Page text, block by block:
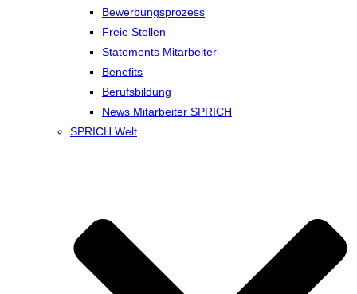
Bewerbungsprozess
Freie Stellen
Statements Mitarbeiter
Benefits
Berufsbildung
News Mitarbeiter SPRICH
SPRICH Welt